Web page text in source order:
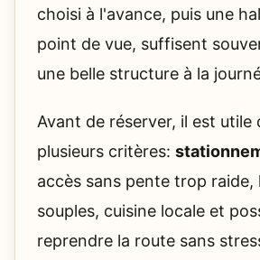
choisi à l'avance, puis une
point de vue, suffisent
une belle structure à la
Avant de réserver, il est utile
plusieurs critères:
accès sans pente trop raide,
souples, cuisine locale et
reprendre la route sans